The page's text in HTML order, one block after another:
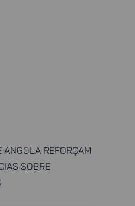
ANGOLA REFORÇAM
SOBRE